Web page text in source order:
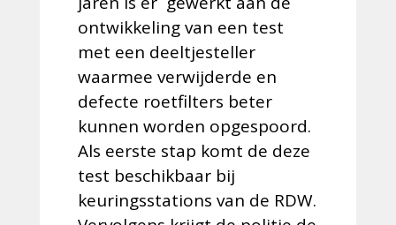
ontwikkeling van een test
met een deeltjesteller
waarmee verwijderde en
defecte roetfilters beter
kunnen worden opgespoord.
Als eerste stap komt de deze
test beschikbaar bij
keuringsstations van de RDW.